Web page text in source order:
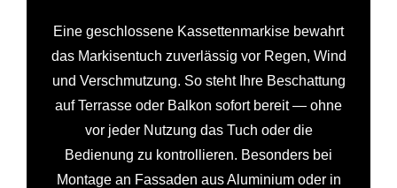
Eine geschlossene Kassettenmarkise bewahrt
das Markisentuch zuverlässig vor Regen, Wind
und Verschmutzung. So steht Ihre Beschattung
auf Terrasse oder Balkon sofort bereit — ohne
vor jeder Nutzung das Tuch oder die
Bedienung zu kontrollieren. Besonders bei
Montage an Fassaden aus Aluminium oder in